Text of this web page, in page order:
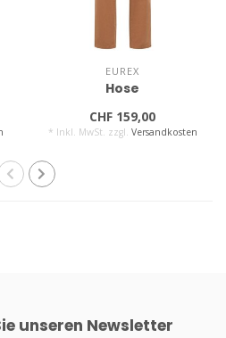
EUREX
Hose
CHF 159,00
* Inkl. MwSt. zzgl. Versandkosten
unseren Newsletter